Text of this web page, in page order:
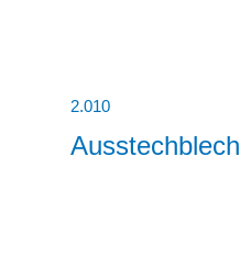
2.010
Ausstechblech